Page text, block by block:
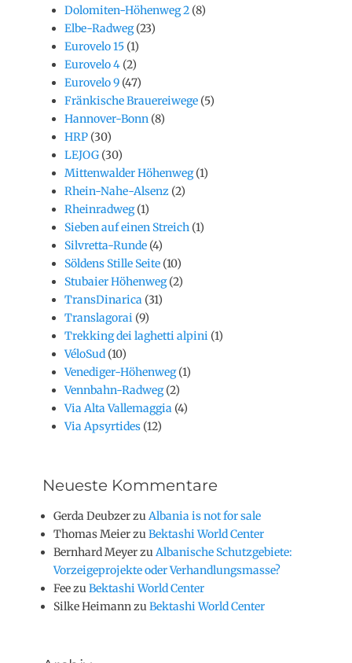
Dolomiten-Höhenweg 2 (8)
Elbe-Radweg(23)
Eurovelo 15 (1)
Eurovelo 4 (2)
Eurovelo 9 (47)
Fränkische Brauereiwege (5)
Hannover-Bonn (8)
HRP (30)
LEJOG (30)
Mittenwalder Höhenweg(1)
Rhein-Nahe-Alsenz (2)
Rheinradweg(1)
Sieben auf einen Streich (1)
Silvretta-Runde (4)
Söldens Stille Seite (10)
Stubaier Höhenweg(2)
TransDinarica (31)
Translagorai (9)
Trekking dei laghetti alpini (1)
VéloSud (10)
Venediger-Höhenweg(1)
Vennbahn-Radweg(2)
Via Alta Vallemaggia (4)
Via Apsyrtides (12)
Neueste Kommentare
Gerda DeubzerzuAlbania is not for sale
Thomas MeierzuBektashi World Center
Bernhard MeyerzuAlbanische Schutzgebiete:
Vorzeigeprojekte oder Verhandlungsmasse?
FeezuBektashi World Center
Silke HeimannzuBektashi World Center